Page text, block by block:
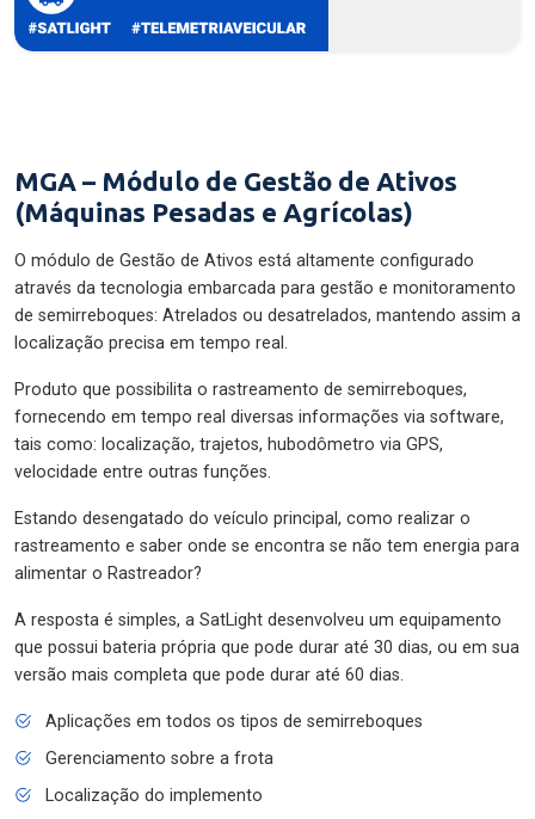
MGA – Módulo de Gestão de Ativos
(Máquinas Pesadas e Agrícolas)
O módulo de Gestão de Ativos está altamente configurado
através da tecnologia embarcada para gestão e monitoramento
de semirreboques: Atrelados ou desatrelados, mantendo assim a
localização precisa em tempo real.
Produto que possibilita o rastreamento de semirreboques,
fornecendo em tempo real diversas informações via software,
tais como: localização, trajetos, hubodômetro via GPS,
velocidade entre outras funções.
Estando desengatado do veículo principal, como realizar o
rastreamento e saber onde se encontra se não tem energia para
alimentar o Rastreador?
A resposta é simples, a SatLight desenvolveu um equipamento
que possui bateria própria que pode durar até 30 dias, ou em sua
versão mais completa que pode durar até 60 dias.
Aplicações em todos os tipos de semirreboques
Gerenciamento sobre a frota
Localização do implemento